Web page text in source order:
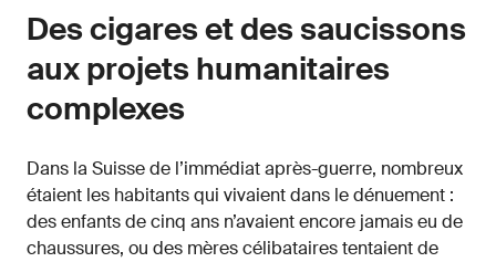
Des cigares et des saucissons
aux projets humanitaires
complexes
Dans la Suisse de l’immédiat après-guerre, nombreux
étaient les habitants qui vivaient dans le dénuement :
des enfants de cinq ans n’avaient encore jamais eu de
chaussures, ou des mères célibataires tentaient de